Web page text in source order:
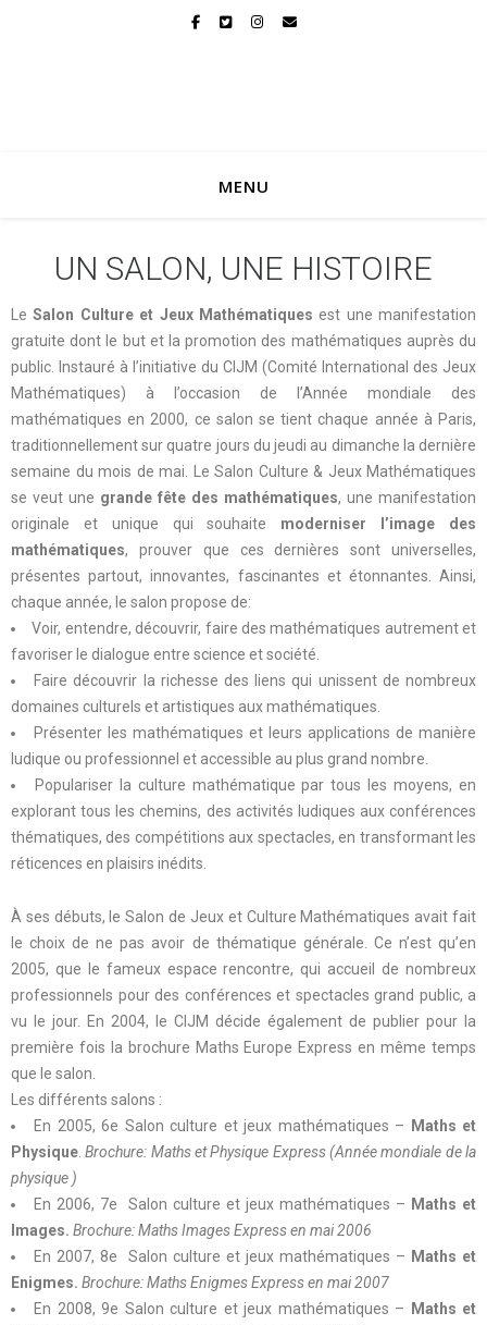
MENU
UN SALON, UNE HISTOIRE
LeSalon Culture et Jeux Mathématiques est une manifestation
gratuite dont le but et la promotion des mathématiques auprès du
public. Instauré à l’initiative du CIJM (Comité International des Jeux
Mathématiques) à l’occasion de l’Année mondiale des
mathématiques en 2000, ce salon se tient chaque année à Paris,
traditionnellement sur quatre jours du jeudi au dimanche la dernière
semaine du mois de mai. Le Salon Culture & Jeux Mathématiques
se veut une grande fête des mathématiques, une manifestation
originale et unique qui souhaite moderniser l’image des
mathématiques, prouver que ces dernières sont universelles,
présentes partout, innovantes, fascinantes et étonnantes. Ainsi,
chaque année, le salon propose de:
Voir, entendre, découvrir, faire des mathématiques autrement et
favoriser le dialogue entre science et société.
Faire découvrir la richesse des liens qui unissent de nombreux
domaines culturels et artistiques aux mathématiques.
Présenter les mathématiques et leurs applications de manière
ludique ou professionnel et accessible au plus grand nombre.
Populariser la culture mathématique par tous les moyens, en
explorant tous les chemins, des activités ludiques aux conférences
thématiques, des compétitions aux spectacles, en transformant les
réticences en plaisirs inédits.
À ses débuts, le Salon de Jeux et Culture Mathématiques avait fait
le choix de ne pas avoir de thématique générale. Ce n’est qu’en
2005, que le fameux espace rencontre, qui accueil de nombreux
professionnels pour des conférences et spectacles grand public, a
vu le jour. En 2004, le CIJM décide également de publier pour la
première fois la brochure Maths Europe Express en même temps
que le salon.
Les différents salons :
En 2005, 6e Salon culture et jeux mathématiques –
Maths et
Physique .Brochure: Maths et Physique Express (Année mondiale de la
physique )
En 2006, 7e Salon culture et jeux mathématiques – Maths et
Images. Brochure: Maths Images Express en mai 2006
En 2007, 8e Salon culture et jeux mathématiques – Maths et
Enigmes. Brochure: Maths Enigmes Express en mai 2007
En 2008, 9e Salon culture et jeux mathématiques –
Maths et